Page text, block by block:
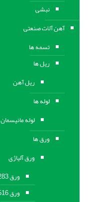
نبشی
آهن آلات صنعتی
تسمه ها
ریل ها
ریل آهن
لوله ها
لوله مانیسمان
ورق ها
ورق آلیاژی
ورق A283
ورق A516